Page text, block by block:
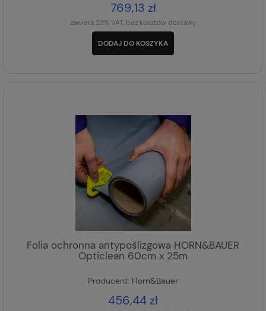
769,13 zł
zawiera 23% VAT, bez kosztów dostawy
DODAJ DO KOSZYKA
Folia ochronna antypoślizgowa HORN&BAUER
Opticlean 60cm x 25m
Producent: Horn&Bauer
456,44 zł